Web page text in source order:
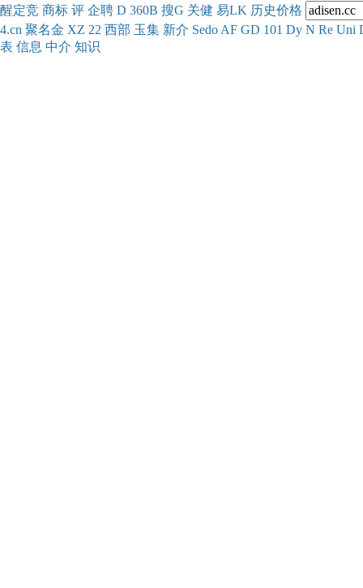
醒定竞 商标 评 企聘 D 360B 搜G 关健 易LK 历史价格
4.cn 聚名金 XZ 22 西部 玉集 新介 Sedo AF GD 101 Dy N Re Uni
表 信息 中介 知识